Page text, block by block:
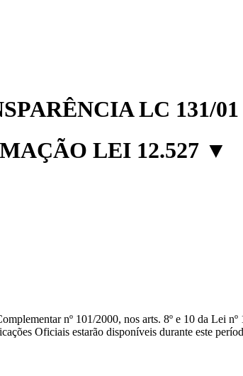
LC 131/01
LEI 12.527 ▼
nº 101/2000, nos arts. 8º e 10 da Lei
Oficiais estarão disponíveis durante este